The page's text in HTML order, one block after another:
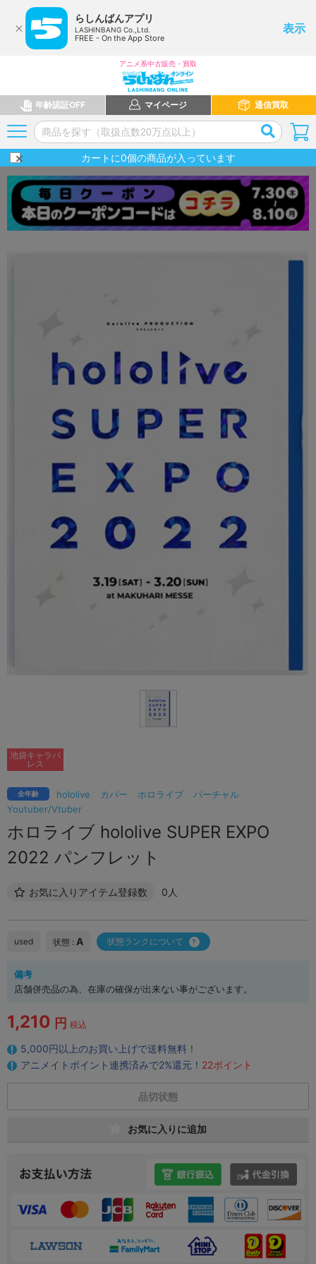
らしんばんアプリ
LASHINBANG Co.,Ltd.
FREE - On the App Store
表示
アニメ系中古販売・買取
年齢認証OFF マイページ 通信買取
カートに0個の商品が入っています
hololive カバー ホロライブ
バーチャル
Youtuber/Vtuber
全年齢
ホロライブ hololive SUPER EXPO
2022 パンフレット
お気に入りアイテム登録数 0人
池袋キャラパ
レス
used 状態 : A 状態ランクについて
備考
店舗併売品の為、在庫の確保が出来ない事がございます。
1,210 円 税込
5,000円以上のお買い上げで送料無料！
アニメイトポイント連携済みで2%還元！ 22ポイント
品切状態
お気に入りに追加